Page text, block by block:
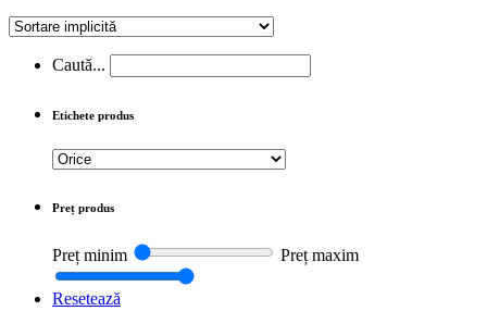
Caută...
Etichete produs
Preț produs
Preț minim Preț maxim
Resetează